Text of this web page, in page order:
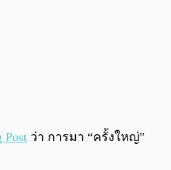
/ 0:00
ว่า การมา “ครั้งใหญ่”